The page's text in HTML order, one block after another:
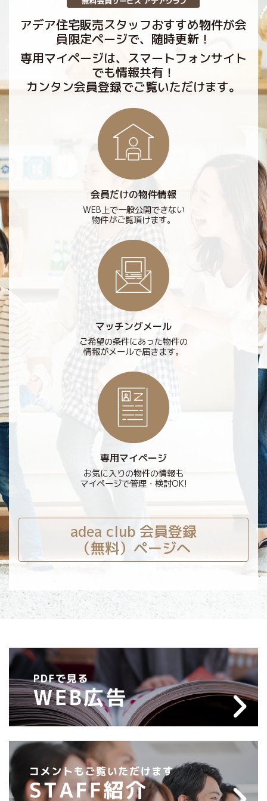
アデア住宅販売スタッフおすすめ物件が会
員限定ページで、随時更新！
専用マイページは、スマートフォンサイト
でも情報共有！
カンタン会員登録でご覧いただけます。
会員だけの物件情報
WEB上で一般公開できない
物件がご覧頂けます。
マッチングメール
ご希望の条件にあった物件の
情報がメールで届きます。
専用マイページ
お気に入りの物件の情報も
マイページで管理・検討OK!
adea club 会員登録
（無料）ページへ